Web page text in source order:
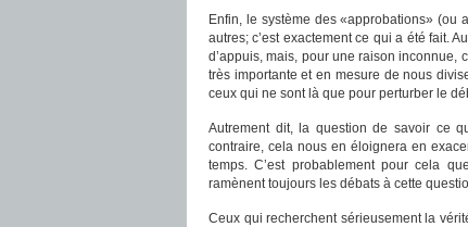
Enfin, le système des «approbations»
autres; c’est exactement ce qui a été fait.
d’appuis, mais, pour une raison inconnue,
très importante et en mesure de nous
ceux qui ne sont là que pour perturber le
Autrement dit, la question de savoir ce
contraire, cela nous en éloignera en
temps. C’est probablement pour cela
ramènent toujours les débats à cette
Ceux qui recherchent sérieusement la